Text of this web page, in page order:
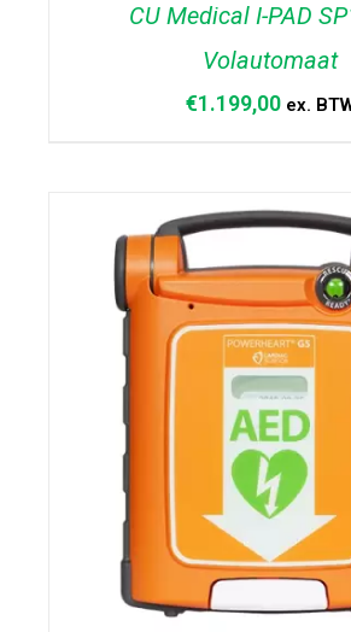
CU Medical I-PAD
Volautomaat
€1.199,00 ex.